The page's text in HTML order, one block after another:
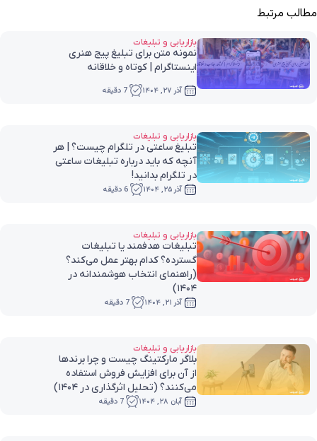
مطالب مرتبط
بازاریابی و تبلیغات
نمونه متن برای تبلیغ پیج هنری
اینستاگرام | کوتاه و خلاقانه
آذر ۲۷, ۱۴۰۴ 7 دقیقه
بازاریابی و تبلیغات
تبلیغ ساعتی در تلگرام چیست؟ | هر
آنچه که باید درباره تبلیغات ساعتی
در تلگرام بدانید!
آذر ۲۵, ۱۴۰۴ 6 دقیقه
بازاریابی و تبلیغات
تبلیغات هدفمند یا تبلیغات
گسترده؟ کدام بهتر عمل می‌کند؟
(راهنمای انتخاب هوشمندانه در
۱۴۰۴)
آذر ۲۱, ۱۴۰۴ 7 دقیقه
بازاریابی و تبلیغات
بلاگر مارکتینگ چیست و چرا برندها
از آن برای افزایش فروش استفاده
می‌کنند؟ (تحلیل اثرگذاری در ۱۴۰۴)
آبان ۲۸, ۱۴۰۴ 7 دقیقه